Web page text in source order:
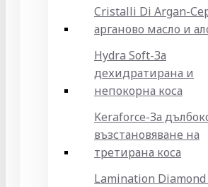
Cristalli Di Argan-
арганово масло и
Hydra Soft-За
дехидратирана и
непокорна коса
Keraforce-За
възстановяване на
третирана коса
Lamination